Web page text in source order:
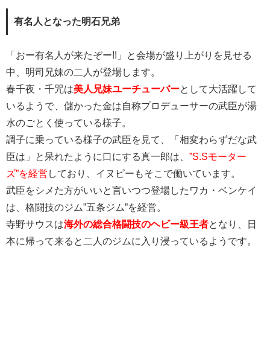
有名人となった明石兄弟
「おー有名人が来たぞー!!」と会場が盛り上がりを見せる
中、明司兄妹の二人が登場します。
春千夜・千咒は美人兄妹ユーチューバーとして大活躍して
いるようで、儲かった金は自称プロデューサーの武臣が湯
水のごとく使っている様子。
調子に乗っている様子の武臣を見て、「相変わらずだな武
臣は」と呆れたように口にする真一郎は、 ”S.Sモーター
ズ”を経営 しており、イヌピーもそこで働いています。
武臣をシメた方がいいと言いつつ登場したワカ・ベンケイ
は、格闘技のジム”五条ジム”を経営。
寺野サウスは海外の総合格闘技のヘビー級王者となり、日
本に帰って来ると二人のジムに入り浸っているようです。